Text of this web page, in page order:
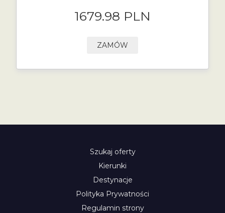
1679.98 PLN
ZAMÓW
Szukaj oferty
Kierunki
Destynacje
Polityka Prywatności
Regulamin strony